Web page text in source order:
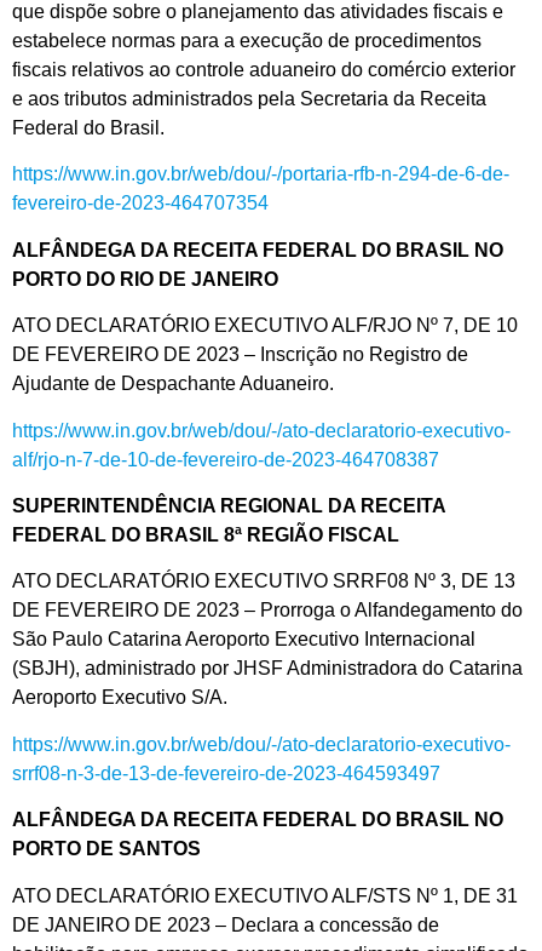
que dispõe sobre o planejamento das atividades fiscais e
estabelece normas para a execução de procedimentos
fiscais relativos ao controle aduaneiro do comércio exterior
e aos tributos administrados pela Secretaria da Receita
Federal do Brasil.
https://www.in.gov.br/web/dou/-/portaria-rfb-n-294-de-6-de-
fevereiro-de-2023-464707354
ALFÂNDEGA DA RECEITA FEDERAL DO BRASIL NO
PORTO DO RIO DE JANEIRO
ATO DECLARATÓRIO EXECUTIVO ALF/RJO Nº 7, DE 10
DE FEVEREIRO DE 2023 – Inscrição no Registro de
Ajudante de Despachante Aduaneiro.
https://www.in.gov.br/web/dou/-/ato-declaratorio-executivo-
alf/rjo-n-7-de-10-de-fevereiro-de-2023-464708387
SUPERINTENDÊNCIA REGIONAL DA RECEITA
FEDERAL DO BRASIL 8ª REGIÃO FISCAL
ATO DECLARATÓRIO EXECUTIVO SRRF08 Nº 3, DE 13
DE FEVEREIRO DE 2023 – Prorroga o Alfandegamento do
São Paulo Catarina Aeroporto Executivo Internacional
(SBJH), administrado por JHSF Administradora do Catarina
Aeroporto Executivo S/A.
https://www.in.gov.br/web/dou/-/ato-declaratorio-executivo-
srrf08-n-3-de-13-de-fevereiro-de-2023-464593497
ALFÂNDEGA DA RECEITA FEDERAL DO BRASIL NO
PORTO DE SANTOS
ATO DECLARATÓRIO EXECUTIVO ALF/STS Nº 1, DE 31
DE JANEIRO DE 2023 – Declara a concessão de